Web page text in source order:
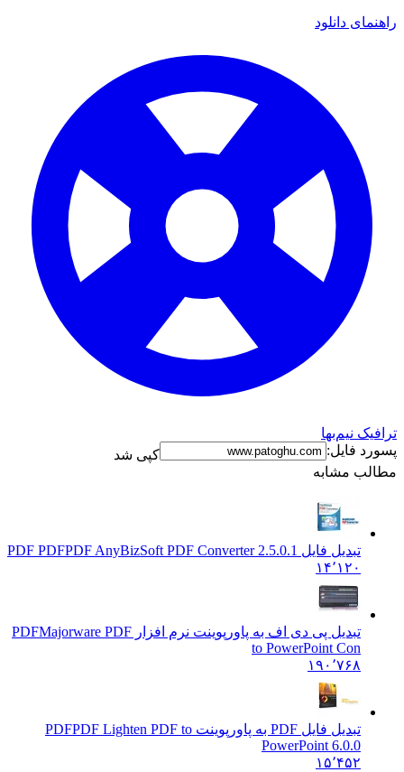
دانلود
نیم‌بها
فایل:
کپی شد
مشابه
تبدیل فایل PDF PDFPDF AnyBizSoft PDF Converter 2.5.0.1
۱۴٬۱۲۰
تبدیل پی دی اف به پاورپوینت نرم افزار PDFMajorware PDF
to PowerPoint Con
۱۹۰٬۷۶۸
تبدیل فایل PDF به پاورپوینت PDF
PDF Lighten PDF to
PowerPoint 6.0.0
۱۵٬۴۵۲